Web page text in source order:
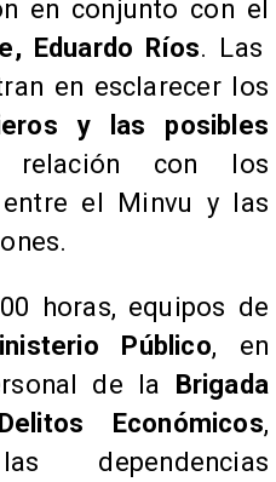
en conjunto con el
Eduardo Ríos. Las
en esclarecer los
y las posibles
relación con los
el Minvu y las
horas, equipos de
Público, en
de la Brigada
Económicos,
dependencias